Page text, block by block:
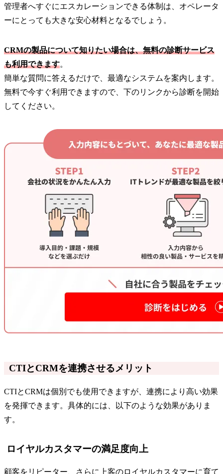
管理者へすぐにエスカレーションできる体制は、オペレータ
ーにとっても大きな安心材料となるでしょう。
CRMの製品について知りたい場合は、無料の診断サービス
も利用できます。
簡単な質問に答えるだけで、最適なシステムを案内します。
無料で今すぐ利用できますので、下のリンクから診断を開始
してください。
CTIとCRMを連携させるメリット
CTIとCRMは個別でも使用できますが、連携により高い効果
を発揮できます。具体的には、以下のような効果がありま
す。
ロイヤルカスタマーの満足度向上
顧客をリピーター、さらに上客のロイヤルカスタマーに育て